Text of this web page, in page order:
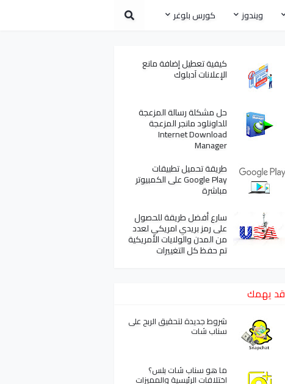
ويندوز كورس بلوغر
كيفية تعطيل إضافة مانع
الإعلانات آدبلوك
حل مشكلة رسالة المزعجة
للداونلود مانجر المزعجة
Internet Download
Manager
طريقة تحميل تطبيقات
Google Play على الكمبيوتر
مباشرة
سارع أفضل طريقة للحصول
على رمز بريدي امريكي لعدد
من المدن والولايات الأمريكية
تم حفظ كل التغييرات
قد يهمك
شروط جديدة لتحقيق الربح على
سناب شات
ما هو سناب شات بلس؟
اختلافات الرئيسية والمميزات